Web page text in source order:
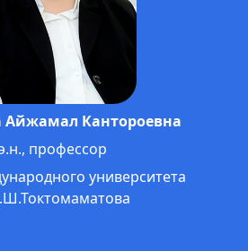
Айжамал Кантороевна
профессор
университета